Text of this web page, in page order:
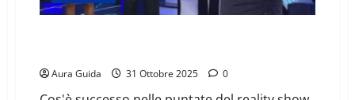
Aura Guida 31 Ottobre 2025 0